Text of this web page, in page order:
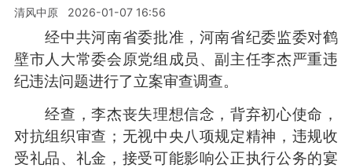
清风中原 2026-01-07 16:56
经中共河南省委批准，河南省纪委监委对鹤
壁市人大常委会原党组成员、副主任李杰严重违
纪违法问题进行了立案审查调查。
经查，李杰丧失理想信念，背弃初心使命，
对抗组织审查；无视中央八项规定精神，违规收
受礼品、礼金，接受可能影响公正执行公务的宴